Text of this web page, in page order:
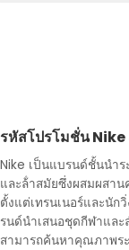
ข้อเสนอที่ดีที่สุด
รหัสโปรโมชั่น Nike
Nike เป็นแบรนด์ชั้นนํา
และล้ําสมัยซึ่งผสมผสา
ตั้งแต่เทรนเนอร์และนัก
รนด์นําเสนอชุดกีฬาแล
สามารถค้นหาคุณภาพร